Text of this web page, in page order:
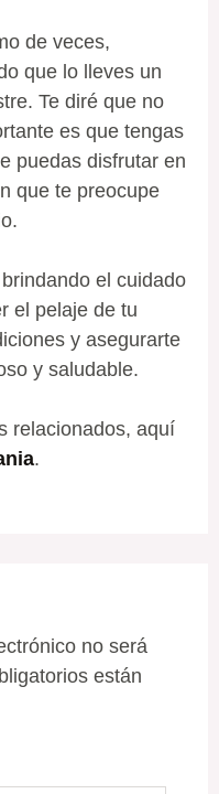
de veces,
que lo lleves un
Te diré que no
es que tengas
puedas disfrutar en
que te preocupe
el cuidado
el pelaje de tu
y asegurarte
y saludable.
relacionados, aquí
.
no será
están